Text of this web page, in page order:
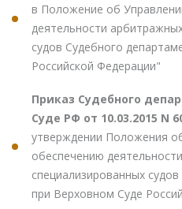
в Положение об
деятельности
судов Судебного
Российской Федерации"
Приказ Судебного
Суде РФ от 10.03.2015 N
утверждении Положения
обеспечению
специализированных
при Верховном Суде